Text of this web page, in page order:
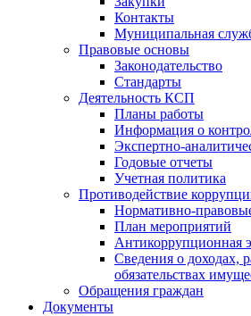
Контакты
Муниципальная
Правовые основы
Законодательство
Стандарты
Деятельность КСП
Планы работы
Информация о
Экспертно-
Годовые отчеты
Учетная политика
Противодействие
Нормативно-
План мероприятий
Антикоррупционная
Сведения о доходах,
обязательствах
Обращения граждан
Документы